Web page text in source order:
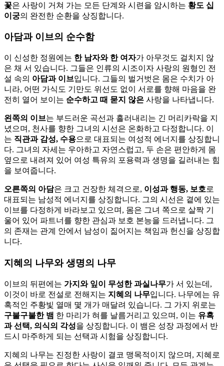
꽃은 사랑이 거쳐 가는 모든 단계와 시련을 암시하는 황도 십
이궁의 완전한 순환을 상징합니다.
아담과 이브의 순수함
이 신성한 정원에는 한 남자와 한 여자가 아무것도 걸치지 않
은 채 서 있습니다. 그들은 인류의 시조이자 사랑의 원형인 전
설 속의 아담과 이브입니다. 그들의 벌거벗은 몸은 수치가 아
니라, 어떤 가식도 기만도 위선도 없이 서로를 향해 마음을 완
전히 열어 보이는 순수하고 때 묻지 않은 사랑을 나타냅니다.
왼쪽의 이브는 부드러운 곡선과 흘러내리는 긴 머리카락을 지
녔으며, 천사를 향한 그녀의 시선은 온화하고 다정합니다. 이
는 직관과 감성, 수용으로 대표되는 여성적 에너지를 상징합니
다. 그녀의 자세는 우아하고 자연스럽고, 두 손은 편안하게 몸
옆으로 내려져 있어 여성 특유의 포용력과 생명을 길러내는 힘
을 보여줍니다.
오른쪽의 아담은 크고 건장한 체격으로, 이성과 행동, 보호로
대표되는 남성적 에너지를 상징합니다. 그의 시선은 곁에 있는
이브를 다정하게 바라보고 있으며, 몸은 그녀 쪽으로 살짝 기
울어 있어 파트너를 향한 관심과 보호 본능을 드러냅니다. 그
의 존재는 관계 안에서 남성이 짊어지는 책임과 헌신을 상징합
니다.
지혜의 나무와 생명의 나무
이브의 뒤편에는 가지와 잎이 무성한 과실나무가 서 있는데,
이것이 바로 전설로 전해지는 지혜의 나무입니다. 나무에는 유
혹적인 주황빛 열매 몇 개가 매달려 있습니다. 그 가지 위로는
구불구불한 뱀 한 마리가 혀를 날름거리고 있으며, 이는 유혹
과 선택, 의식의 각성을 상징합니다. 이 뱀은 성장 과정에서 반
드시 마주하게 되는 선택과 시험을 상징합니다.
지혜의 나무는 진정한 사랑이 결코 맹목적이지 않으며, 지혜로